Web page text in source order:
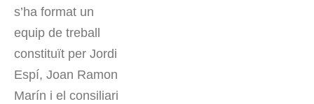
s’ha format un
equip de treball
constituït per Jordi
Espí, Joan Ramon
Marín i el consiliari